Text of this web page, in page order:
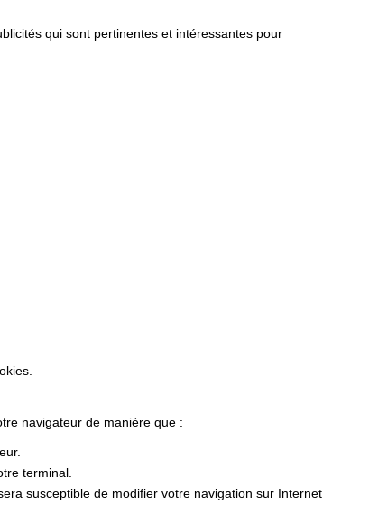
qui sont pertinentes et intéressantes pour
navigateur de manière que :
terminal.
susceptible de modifier votre navigation sur Internet